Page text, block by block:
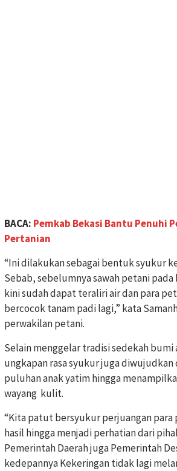
BACA: Pemkab Bekasi Bantu Penuhi
Pertanian
“Ini dilakukan sebagai bentuk syukur
Sebab, sebelumnya sawah petani
kini sudah dapat teraliri air dan para
bercocok tanam padi lagi,” kata
perwakilan petani.
Selain menggelar tradisi sedekah
ungkapan rasa syukur juga
puluhan anak yatim hingga
wayang kulit.
“Kita patut bersyukur perjuangan
hasil hingga menjadi perhatian dari
Pemerintah Daerah juga Pemerintah
kedepannya Kekeringan tidak lagi